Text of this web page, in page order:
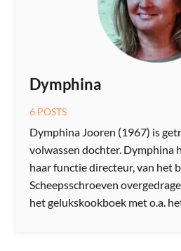
Dymphina
6 POSTS
Dymphina Jooren (1967) is
volwassen dochter. Dymphina
haar functie directeur, van het
Scheepsschroeven
het gelukskookboek met o.a.